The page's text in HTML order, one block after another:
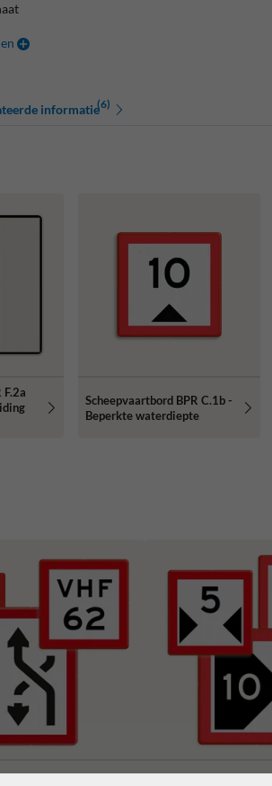
informatie(6)
F.2a
Scheepvaartbord BPR C.1b -
Beperkte waterdiepte